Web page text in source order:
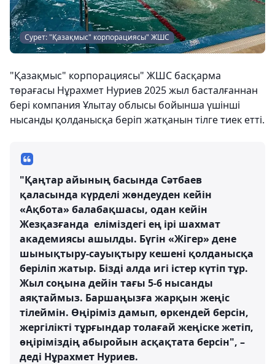
Сурет: "Қазақмыс" корпорациясы" ЖШС
"Қазақмыс" корпорациясы" ЖШС басқарма
төрағасы Нұрахмет Нуриев 2025 жыл басталғаннан
бері компания Ұлытау облысы бойынша үшінші
нысанды қолданысқа беріп жатқанын тілге тиек етті.
"Қаңтар айының басында Сәтбаев
қаласында күрделі жөндеуден кейін
«Ақбота» балабақшасы, одан кейін
Жезқазғанда еліміздегі ең ірі шахмат
академиясы ашылды. Бүгін «Жігер» дене
шынықтыру-сауықтыру кешені қолданысқа
беріліп жатыр. Бізді алда игі істер күтіп тұр.
Жыл соңына дейін тағы 5-6 нысанды
аяқтаймыз. Баршаңызға жарқын жеңіс
тілеймін. Өңіріміз дамып, өркендей берсін,
жергілікті тұрғындар толағай жеңіске жетіп,
өңіріміздің абыройын асқақтата берсін", –
деді Нұрахмет Нуриев.